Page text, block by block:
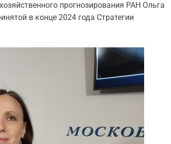
прогнозирования РАН Ольга
в конце 2024 года Стратегии